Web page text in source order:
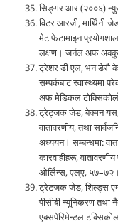
सिङ्गर आर (२००६)
विटर आरजी, मार्थिनी
मेटाफेटामाइन
लक्षण। जर्नल अफ
ट्रेशर डी एल, भन डेरौ
सम्पर्कबाट स्वास्थ्यमा
अफ मेडिकल
ट्रेट्जक जेड, बेक्मन यस,
वातावरणीय, तथा
अध्ययन। सम्बन्धमा:
कारवाहीहरू,
ओर्लिन्स, एल्ए, ५७–७२।
ट्रेटजक जेड, शिल्ड्स
पीसीबी न्यूनिकरण तथा
एक्सपेरिमेन्टल